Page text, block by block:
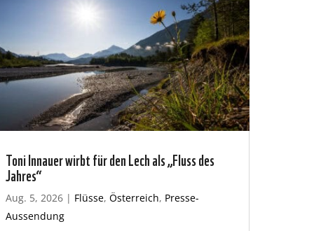
Toni Innauer wirbt für den Lech als „Fluss des
Jahres“
Aug. 5, 2026| Flüsse, Österreich, Presse-
Aussendung